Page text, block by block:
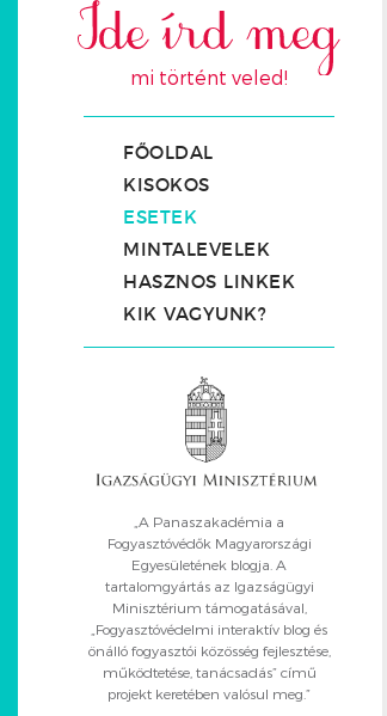
mi történt veled!
FŐOLDAL
KISOKOS
ESETEK
MINTALEVELEK
HASZNOS LINKEK
KIK VAGYUNK?
„A Panaszakadémia a
Fogyasztóvédők Magyarországi
Egyesületének blogja. A
tartalomgyártás az Igazságügyi
Minisztérium támogatásával,
„Fogyasztóvédelmi interaktív blog és
önálló fogyasztói közösség fejlesztése,
működtetése, tanácsadás” című
projekt keretében valósul meg.”